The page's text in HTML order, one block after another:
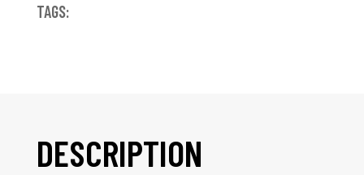
TAGS:
DESCRIPTION